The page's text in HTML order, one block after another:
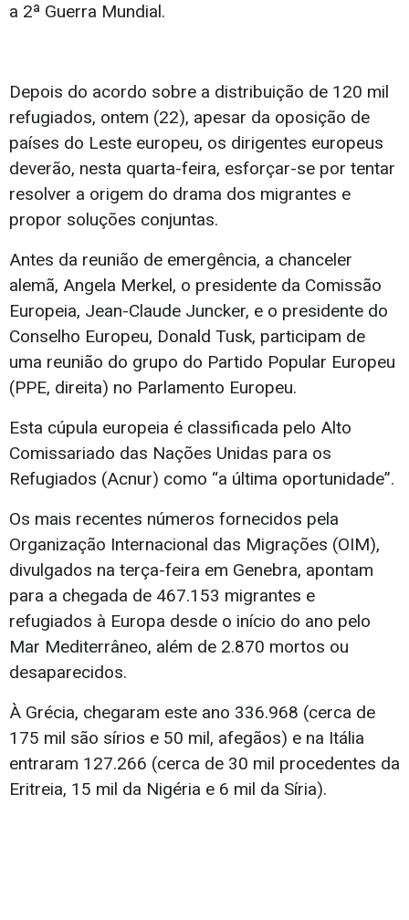
a 2ª Guerra Mundial.
Depois do acordo sobre a distribuição de 120 mil
refugiados, ontem (22), apesar da oposição de
países do Leste europeu, os dirigentes europeus
deverão, nesta quarta-feira, esforçar-se por tentar
resolver a origem do drama dos migrantes e
propor soluções conjuntas.
Antes da reunião de emergência, a chanceler
alemã, Angela Merkel, o presidente da Comissão
Europeia, Jean-Claude Juncker, e o presidente do
Conselho Europeu, Donald Tusk, participam de
uma reunião do grupo do Partido Popular Europeu
(PPE, direita) no Parlamento Europeu.
Esta cúpula europeia é classificada pelo Alto
Comissariado das Nações Unidas para os
Refugiados (Acnur) como “a última oportunidade”.
Os mais recentes números fornecidos pela
Organização Internacional das Migrações (OIM),
divulgados na terça-feira em Genebra, apontam
para a chegada de 467.153 migrantes e
refugiados à Europa desde o início do ano pelo
Mar Mediterrâneo, além de 2.870 mortos ou
desaparecidos.
À Grécia, chegaram este ano 336.968 (cerca de
175 mil são sírios e 50 mil, afegãos) e na Itália
entraram 127.266 (cerca de 30 mil procedentes da
Eritreia, 15 mil da Nigéria e 6 mil da Síria).